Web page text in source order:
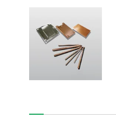
サステナビリティ